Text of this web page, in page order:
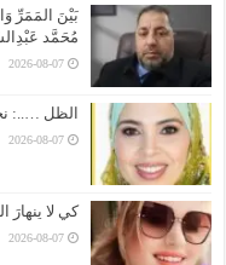
بَيْنَ المَمَرِّ
مُحَمَّد
2026-08-07
الظل …..:
2026-08-07
كي لا
2026-08-07